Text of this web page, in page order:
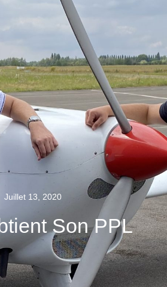
Juillet 13, 2020
Son PPL